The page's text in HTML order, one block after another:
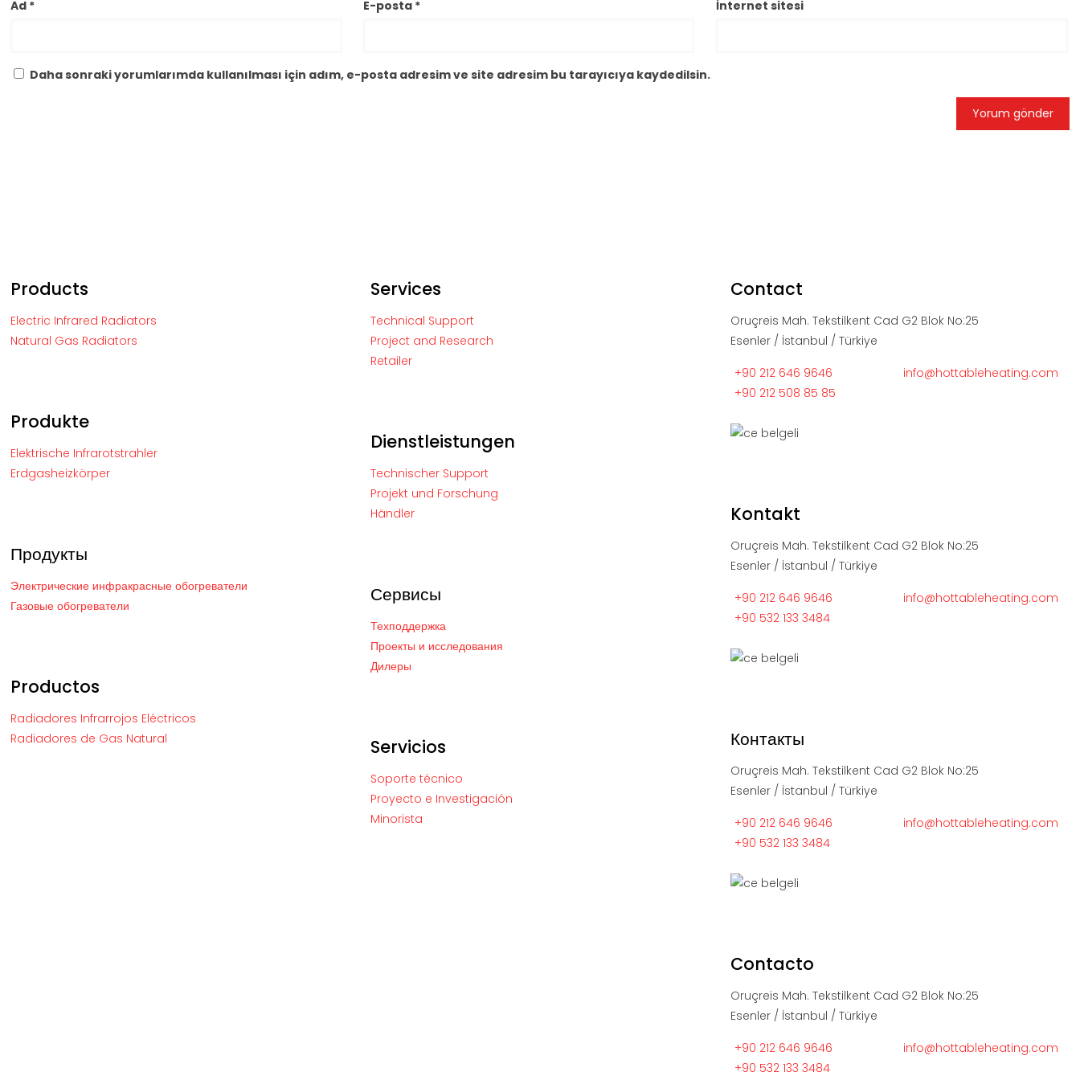
Ad * E-posta * İnternet sitesi
Daha sonraki yorumlarımda kullanılması için adım, e-posta adresim ve site adresim bu tarayıcıya kaydedilsin.
Products
Electric Infrared Radiators
Natural Gas Radiators
Produkte
Elektrische Infrarotstrahler
Erdgasheizkörper
Продукты
Электрические инфракрасные обогреватели
Газовые обогреватели
Productos
Radiadores Infrarrojos Eléctricos
Radiadores de Gas Natural
Services
Technical Support
Project and Research
Retailer
Dienstleistungen
Technischer Support
Projekt und Forschung
Händler
Сервисы
Техподдержка
Проекты и исследования
Дилеры
Servicios
Soporte técnico
Proyecto e Investigación
Minorista
Contact
Oruçreis Mah. Tekstilkent Cad G2 Blok No:25
Esenler / İstanbul / Türkiye
+90 212 646 9646
+90 212 508 85 85
info@hottableheating.com
Kontakt
Oruçreis Mah. Tekstilkent Cad G2 Blok No:25
Esenler / İstanbul / Türkiye
+90 212 646 9646
+90 532 133 3484
info@hottableheating.com
Контакты
Oruçreis Mah. Tekstilkent Cad G2 Blok No:25
Esenler / İstanbul / Türkiye
+90 212 646 9646
+90 532 133 3484
info@hottableheating.com
Contacto
Oruçreis Mah. Tekstilkent Cad G2 Blok No:25
Esenler / İstanbul / Türkiye
+90 212 646 9646
+90 532 133 3484
info@hottableheating.com